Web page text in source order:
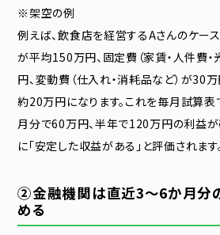
※架空の例
例えば、飲食店を経営するAさんのケー
が平均150万円、固定費（家賃・人件費
円、変動費（仕入れ・消耗品など）が30
約20万円になります。これを毎月試算表
月分で60万円、半年で120万円の利益
に「安定した収益がある」と評価されます
②金融機関は直近3〜6か月分
める